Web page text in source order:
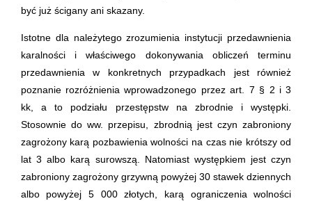
być już ścigany ani skazany.
Istotne dla należytego zrozumienia instytucji przedawnienia
karalności i właściwego dokonywania obliczeń terminu
przedawnienia w konkretnych przypadkach jest również
poznanie rozróżnienia wprowadzonego przez art. 7 § 2 i 3
kk, a to podziału przestępstw na zbrodnie i występki.
Stosownie do ww. przepisu, zbrodnią jest czyn zabroniony
zagrożony karą pozbawienia wolności na czas nie krótszy od
lat 3 albo karą surowszą. Natomiast występkiem jest czyn
zabroniony zagrożony grzywną powyżej 30 stawek dziennych
albo powyżej 5 000 złotych, karą ograniczenia wolności